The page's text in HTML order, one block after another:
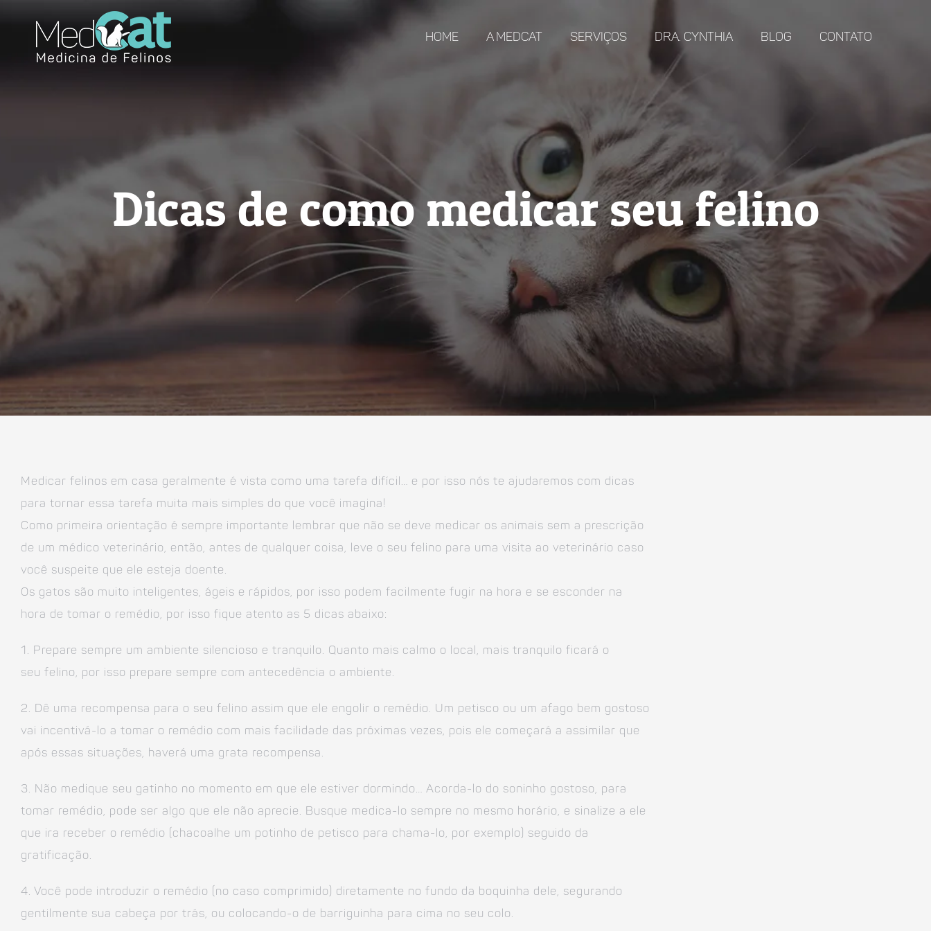
content
Home A MedCat Serviços Dra. Cynthia Blog Contato
Dicas de como medicar seu felino
Medicar felinos em casa geralmente é vista como uma tarefa difícil… e por isso nós te ajudaremos com dicas
para tornar essa tarefa muita mais simples do que você imagina!
Como primeira orientação é sempre importante lembrar que não se deve medicar os animais sem a prescrição
de um médico veterinário, então, antes de qualquer coisa, leve o seu felino para uma visita ao veterinário caso
você suspeite que ele esteja doente.
Os gatos são muito inteligentes, ágeis e rápidos, por isso podem facilmente fugir na hora e se esconder na
hora de tomar o remédio, por isso fique atento as 5 dicas abaixo:
1. Prepare sempre um ambiente silencioso e tranquilo. Quanto mais calmo o local, mais tranquilo ficará o
seu felino, por isso prepare sempre com antecedência o ambiente.
2. Dê uma recompensa para o seu felino assim que ele engolir o remédio. Um petisco ou um afago bem gostoso
vai incentivá-lo a tomar o remédio com mais facilidade das próximas vezes, pois ele começará a assimilar que
após essas situações, haverá uma grata recompensa.
3. Não medique seu gatinho no momento em que ele estiver dormindo… Acorda-lo do soninho gostoso, para
tomar remédio, pode ser algo que ele não aprecie. Busque medica-lo sempre no mesmo horário, e sinalize a ele
que ira receber o remédio (chacoalhe um potinho de petisco para chama-lo, por exemplo) seguido da
gratificação.
4. Você pode introduzir o remédio (no caso comprimido) diretamente no fundo da boquinha dele, segurando
gentilmente sua cabeça por trás, ou colocando-o de barriguinha para cima no seu colo.